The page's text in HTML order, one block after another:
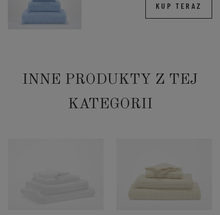
KUP TERAZ
INNE PRODUKTY Z TEJ
KATEGORII